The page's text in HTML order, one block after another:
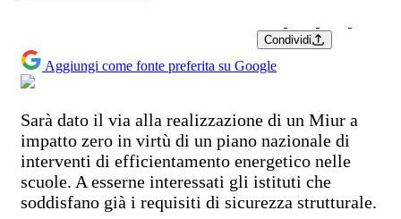
Condividi
Aggiungi come fonte preferita su Google
Sarà dato il via alla realizzazione di un Miur a
impatto zero in virtù di un piano nazionale di
interventi di efficientamento energetico nelle
scuole. A esserne interessati gli istituti che
soddisfano già i requisiti di sicurezza strutturale.